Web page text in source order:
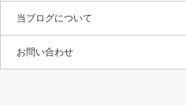
当ブログについて
お問い合わせ